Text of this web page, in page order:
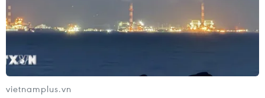
vietnamplus.vn